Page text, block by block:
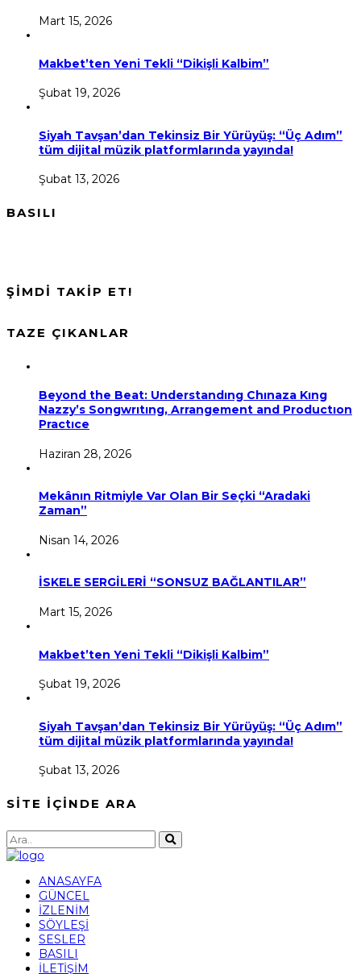
Mart 15, 2026
Makbet’ten Yeni Tekli “Dikişli Kalbim”
Şubat 19, 2026
Siyah Tavşan’dan Tekinsiz Bir Yürüyüş: “Üç Adım”
tüm dijital müzik platformlarında yayında!
Şubat 13, 2026
BASILI
ŞİMDİ TAKİP ET!
TAZE ÇIKANLAR
Beyond the Beat: Understandıng Chınaza Kıng
Nazzy’s Songwrıtıng, Arrangement and Productıon
Practıce
Haziran 28, 2026
Mekânın Ritmiyle Var Olan Bir Seçki “Aradaki
Zaman”
Nisan 14, 2026
İSKELE SERGİLERİ “SONSUZ BAĞLANTILAR”
Mart 15, 2026
Makbet’ten Yeni Tekli “Dikişli Kalbim”
Şubat 19, 2026
Siyah Tavşan’dan Tekinsiz Bir Yürüyüş: “Üç Adım”
tüm dijital müzik platformlarında yayında!
Şubat 13, 2026
SİTE İÇİNDE ARA
ANASAYFA
GÜNCEL
İZLENİM
SÖYLEŞİ
SESLER
BASILI
İLETİŞİM